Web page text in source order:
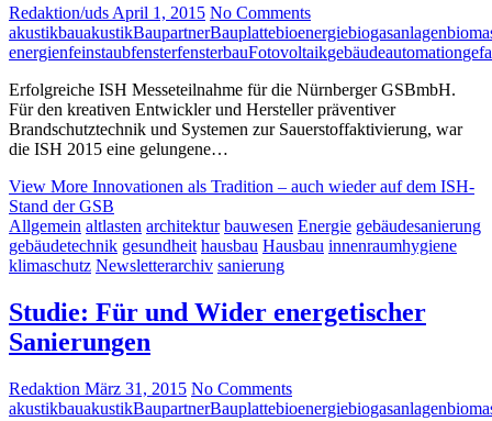
Redaktion/uds April 1, 2015 No Comments
akustikbauakustikBaupartnerBauplattebioenergiebiogasanlagen
energienfeinstaubfensterfensterbauFotovoltaikgebäudeautomation
Erfolgreiche ISH Messeteilnahme für die Nürnberger GSBmbH.
Für den kreativen Entwickler und Hersteller präventiver
Brandschutztechnik und Systemen zur Sauerstoffaktivierung, war
die ISH 2015 eine gelungene…
View More Innovationen als Tradition – auch wieder auf dem ISH-
Stand der GSB
Allgemein altlasten architektur bauwesen Energie gebäudesanierung
gebäudetechnik gesundheit hausbau Hausbau innenraumhygiene
klimaschutz Newsletterarchiv sanierung
Studie: Für und Wider energetischer
Sanierungen
Redaktion März 31, 2015 No Comments
akustikbauakustikBaupartnerBauplattebioenergiebiogasanlagen